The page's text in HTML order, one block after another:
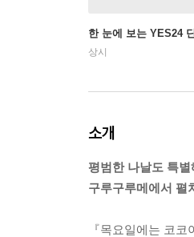
한 눈에 보는 YES24
상시
소개
평범한 나날도 특
구루구루메에서 펼
『목요일에는 코